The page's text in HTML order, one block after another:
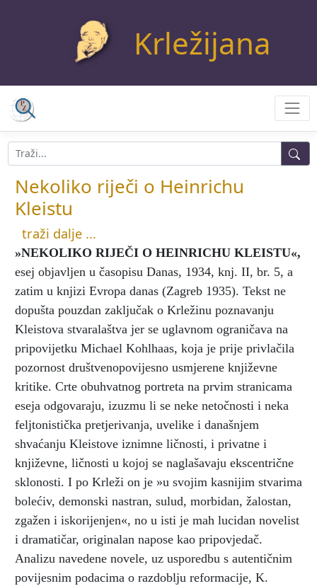
Krležijana
Nekoliko riječi o Heinrichu
Kleistu
traži dalje ...
»NEKOLIKO RIJEČI O HEINRICHU KLEISTU«,
esej objavljen u časopisu Danas, 1934, knj. II, br. 5, a
zatim u knjizi Evropa danas (Zagreb 1935). Tekst ne
dopušta pouzdan zaključak o Krležinu poznavanju
Kleistova stvaralaštva jer se uglavnom ograničava na
pripovijetku Michael Kohlhaas, koja je prije privlačila
pozornost društvenopovijesno usmjerene književne
kritike. Crte obuhvatnog portreta na prvim stranicama
eseja odgovaraju, izuzmu li se neke netočnosti i neka
feljtonistička pretjerivanja, uvelike i današnjem
shvaćanju Kleistove iznimne ličnosti, i privatne i
književne, ličnosti u kojoj se naglašavaju ekscentrične
sklonosti. I po Krleži on je »u svojim kasnijim stvarima
bolećiv, demonski nastran, sulud, morbidan, žalostan,
zgažen i iskorijenjen«, no u isti je mah lucidan novelist
i dramatičar, originalan napose kao pripovjedač.
Analizu navedene novele, uz usporedbu s autentičnim
povijesnim podacima o razdoblju reformacije, K.